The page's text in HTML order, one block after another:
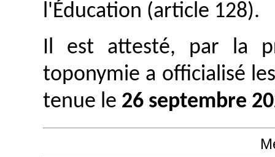
l'Éducation (article 128).
Il est attesté, par la
toponymie a officialisé
tenue le 26 septembre